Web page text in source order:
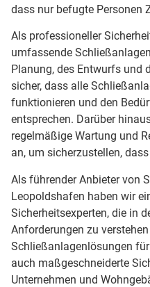
dass nur befugte Personen
Als professioneller
umfassende
Planung, des Entwurfs und
sicher, dass alle
funktionieren und den
entsprechen. Darüber
regelmäßige Wartung und
an, um sicherzustellen,
Als führender Anbieter von
Leopoldshafen haben wir
Sicherheitsexperten, die in
Anforderungen zu
Schließanlagenlösungen
auch maßgeschneiderte
Unternehmen und